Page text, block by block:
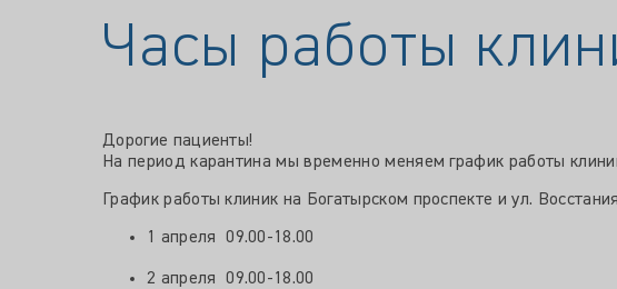
Часы работы
Дорогие пациенты!
На период карантина мы временно меняем график работы
График работы клиник на Богатырском проспекте и ул.
1 апреля 09.00-18.00
2 апреля 09.00-18.00